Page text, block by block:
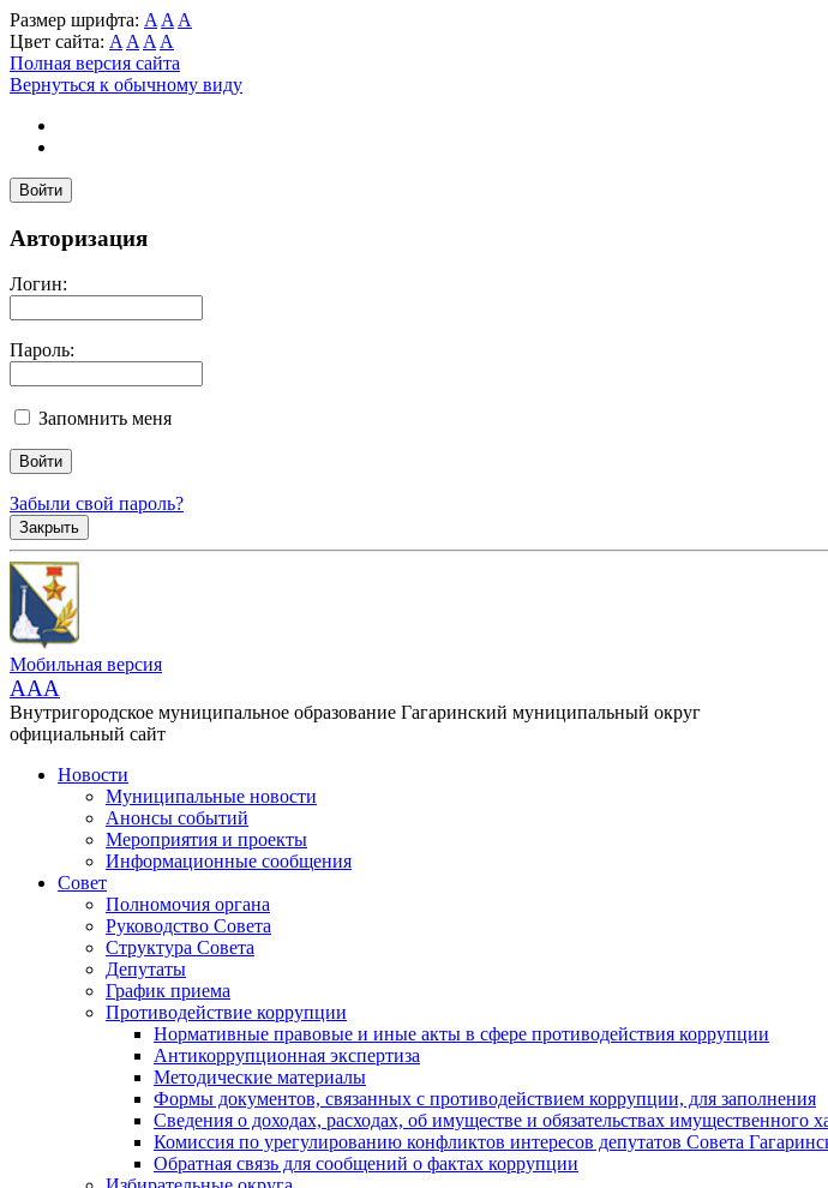
Размер шрифта: A A A
Цвет сайта: A A A A
Полная версия сайта
Вернуться к обычному виду
Войти
Авторизация
Логин:
Пароль:
Запомнить меня
Забыли свой пароль?
Закрыть
Мобильная версия
AAA
Внутригородское муниципальное образование Гагаринский муниципальный округ
официальный сайт
Новости
Муниципальные новости
Анонсы событий
Мероприятия и проекты
Информационные сообщения
Совет
Полномочия органа
Руководство Совета
Структура Совета
Депутаты
График приема
Противодействие коррупции
Нормативные правовые и иные акты в сфере противодействия коррупции
Антикоррупционная экспертиза
Методические материалы
Формы документов, связанных с противодействием коррупции, для заполнения
Сведения о доходах, расходах, об имуществе и обязательствах имущественного
Комиссия по урегулированию конфликтов интересов депутатов Совета
Обратная связь для сообщений о фактах коррупции